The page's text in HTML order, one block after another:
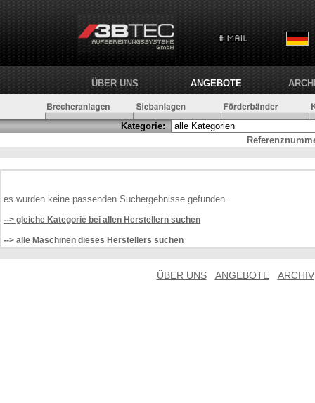
ÜBER UNS ANGEBOTE
Kategorie:
es wurden keine passenden Suchergebnisse gefunden.
--> gleiche Kategorie bei allen Herstellern suchen
--> alle Maschinen dieses Herstellers suchen
ÜBER UNS ANGEBOTE ARCHIV